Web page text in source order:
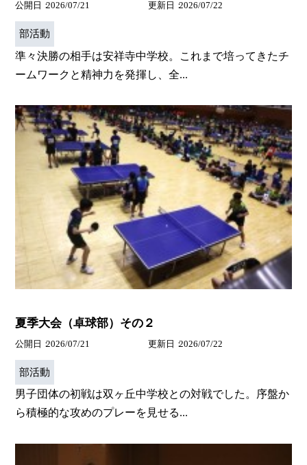
公開日 2026/07/21 更新日 2026/07/22
部活動
準々決勝の相手は安祥寺中学校。これまで培ってきたチ
ームワークと精神力を発揮し、全...
夏季大会（卓球部）その２
公開日 2026/07/21 更新日 2026/07/22
部活動
男子団体の初戦は双ヶ丘中学校との対戦でした。序盤か
ら積極的な攻めのプレーを見せる...